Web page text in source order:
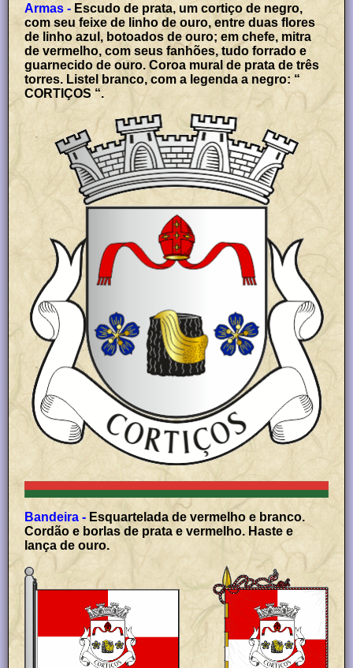
Armas - Escudo de prata, um cortiço de negro,
com seu feixe de linho de ouro, entre duas flores
de linho azul, botoados de ouro; em chefe, mitra
de vermelho, com seus fanhões, tudo forrado e
guarnecido de ouro. Coroa mural de prata de três
torres. Listel branco, com a legenda a negro: “
CORTIÇOS “.
Bandeira - Esquartelada de vermelho e branco.
Cordão e borlas de prata e vermelho. Haste e
lança de ouro.